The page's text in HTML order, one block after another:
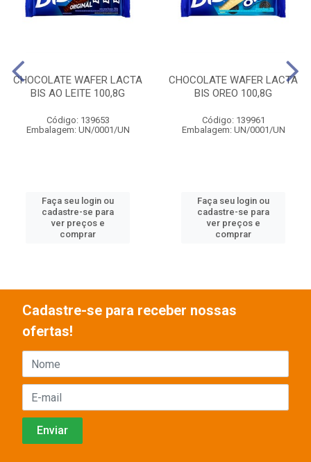
CHOCOLATE WAFER LACTA
BIS AO LEITE 100,8G
Código: 139653
Embalagem: UN/0001/UN
Faça seu login ou
cadastre-se para
ver preços e
comprar
CHOCOLATE WAFER LACTA
BIS OREO 100,8G
Código: 139961
Embalagem: UN/0001/UN
Faça seu login ou
cadastre-se para
ver preços e
comprar
Cadastre-se para receber nossas
ofertas!